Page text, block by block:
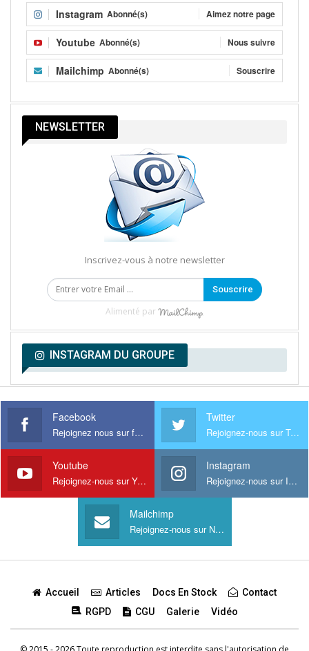
Instagram Abonné(s) Aimez notre page
Youtube Abonné(s) Nous suivre
Mailchimp Abonné(s) Souscrire
NEWSLETTER
Inscrivez-vous à notre newsletter
Souscrire
Alimenté par
INSTAGRAM DU GROUPE
Facebook
Rejoignez nous sur facebook
Twitter
Rejoignez-nous sur Twitter
Youtube
Rejoignez-nous sur Youtube
Instagram
Rejoignez-nous sur Instagram
Mailchimp
Rejoignez-nous sur Newsletter
Accueil Articles Docs En Stock
Contact
RGPD
CGU Galerie Vidéo